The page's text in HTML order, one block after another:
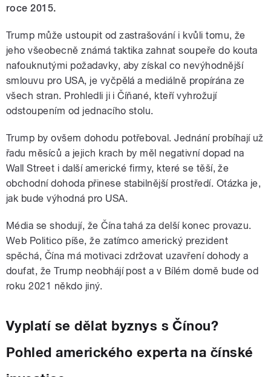
roce 2015.
Trump může ustoupit od zastrašování i kvůli tomu, že
jeho všeobecně známá taktika zahnat soupeře do kouta
nafouknutými požadavky, aby získal co nevýhodnější
smlouvu pro USA, je vyčpělá a mediálně propírána ze
všech stran. Prohledli ji i Číňané, kteří vyhrožují
odstoupením od jednacího stolu.
Trump by ovšem dohodu potřeboval. Jednání probíhají už
řadu měsíců a jejich krach by měl negativní dopad na
Wall Street i další americké firmy, které se těší, že
obchodní dohoda přinese stabilnější prostředí. Otázka je,
jak bude výhodná pro USA.
Média se shodují, že Čína tahá za delší konec provazu.
Web Politico píše, že zatímco americký prezident
spěchá, Čína má motivaci zdržovat uzavření dohody a
doufat, že Trump neobhájí post a v Bílém domě bude od
roku 2021 někdo jiný.
Vyplatí se dělat byznys s Čínou?
Pohled amerického experta na čínské